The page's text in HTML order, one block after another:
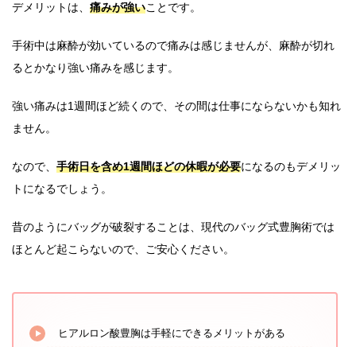
デメリットは、 痛みが強いことです。
手術中は麻酔が効いているので痛みは感じませんが、麻酔が切れ
るとかなり強い痛みを感じます。
強い痛みは1週間ほど続くので、その間は仕事にならないかも知れ
ません。
なので、 手術日を含め1週間ほどの休暇が必要になるのもデメリッ
トになるでしょう。
昔のようにバッグが破裂することは、現代のバッグ式豊胸術では
ほとんど起こらないので、ご安心ください。
ヒアルロン酸豊胸は手軽にできるメリットがある